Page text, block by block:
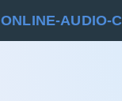
ONLINE-AUDIO-